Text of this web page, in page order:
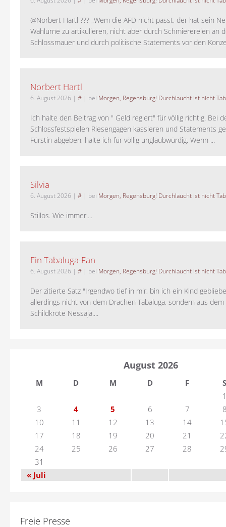
@Norbert Hartl ??? „Wem die AFD nicht passt, der hat sein
Wahlurne zu artikulieren, nicht aber durch Schmierereien an
Schlossmauer und durch politische Statements vor den
Norbert Hartl
6. August 2026 | # | bei Morgen, Regensburg! Durchlaucht ist nicht
Ich halte den Beitrag von " Geld regiert" für völlig richtig. Bei
Schlossfestspielen Riesengagen kassieren und Statements
Fürstin abgeben, halte ich für völlig unglaubwürdig. Wenn ...
Silvia
6. August 2026 | # | bei Morgen, Regensburg! Durchlaucht ist nicht
Stillos. Wie immer....
Ein Tabaluga-Fan
6. August 2026 | # | bei Morgen, Regensburg! Durchlaucht ist nicht
Der zitierte Satz "Irgendwo tief in mir, bin ich ein Kind
allerdings nicht von dem Drachen Tabaluga, sondern aus
Schildkröte Nessaja....
August 2026
M D M D F
S
3
4 5 6 7
10
11 12 13 14
17
18 19 20 21
24
25 26 27 28
31
« Juli
Freie Presse